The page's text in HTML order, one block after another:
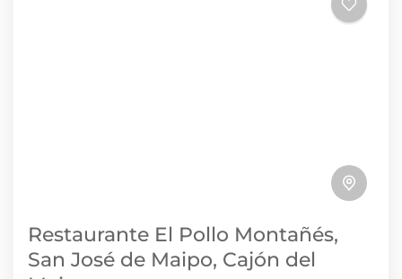
Restaurante El Pollo Montañés,
San José de Maipo, Cajón del